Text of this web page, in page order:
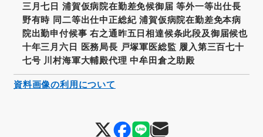
三月七日 浦賀仮病院在勤差免候御届 等外一等出仕長
野有時 同二等出仕中正総紀 浦賀仮病院在勤差免本病
院出勤申付候事 右之通昨五日相達候条此段及御届候也
十年三月六日 医務局長 戸塚軍医総監 履入第三百七十
七号 川村海軍大輔殿代理 中牟田倉之助殿
資料画像の利用について